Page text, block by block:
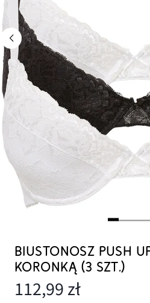
BIUSTONOSZ PUSH
KORONKĄ (3 SZT.)
112,99 zł